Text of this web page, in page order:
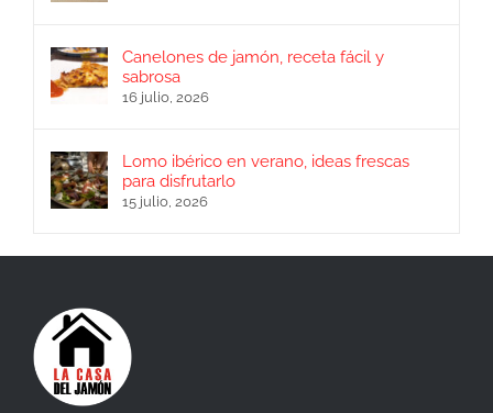
Canelones de jamón, receta fácil y
sabrosa
16 julio, 2026
Lomo ibérico en verano, ideas frescas
para disfrutarlo
15 julio, 2026